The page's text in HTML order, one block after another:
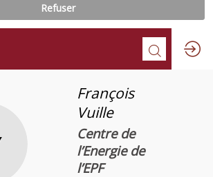
François
Vuille
Centre de
l’Energie de
l’EPF
Refuser